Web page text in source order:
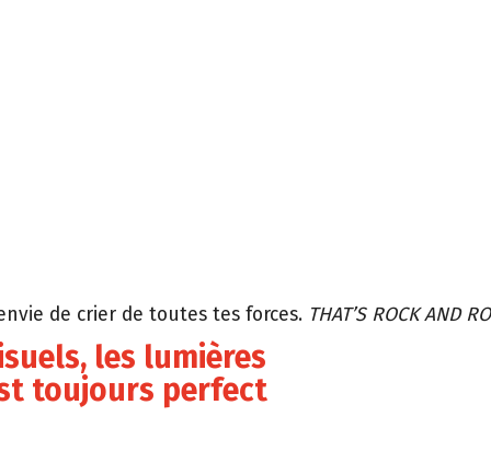
de crier de toutes tes forces. THAT’S ROCK AND
les lumières
toujours perfect